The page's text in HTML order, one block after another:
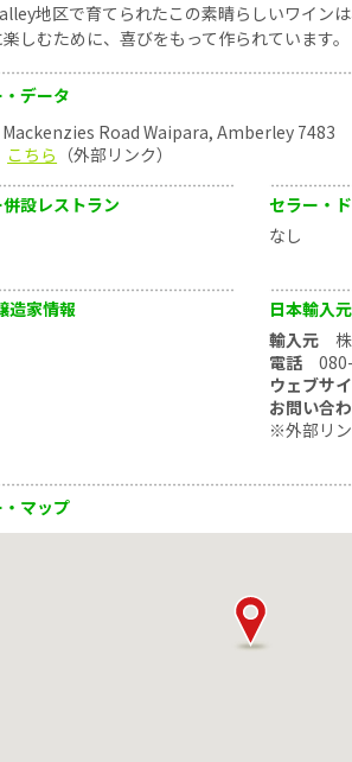
地区で育てられたこの素晴らしいワイン
しむために、喜びをもって作られています。
データ
Road Waipara, Amberley 7483
こちら （外部リンク）
設レストラン
セラー・
なし
造家情報
日本輸入
輸入元 株
電話
ウェブサ
お問い合
※外部リ
マップ